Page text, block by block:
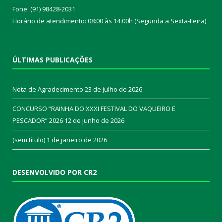
Fone: (91) 98428-2031
Horário de atendimento: 08:00 às 14:00h (Segunda a Sexta-Feira)
ÚLTIMAS PUBLICAÇÕES
Nota de Agradecimento 23 de julho de 2026
CONCURSO “RAINHA DO XXXI FESTIVAL DO VAQUEIRO E
PESCADOR” 2026 12 de junho de 2026
(sem título) 1 de janeiro de 2026
DESENVOLVIDO POR CR2